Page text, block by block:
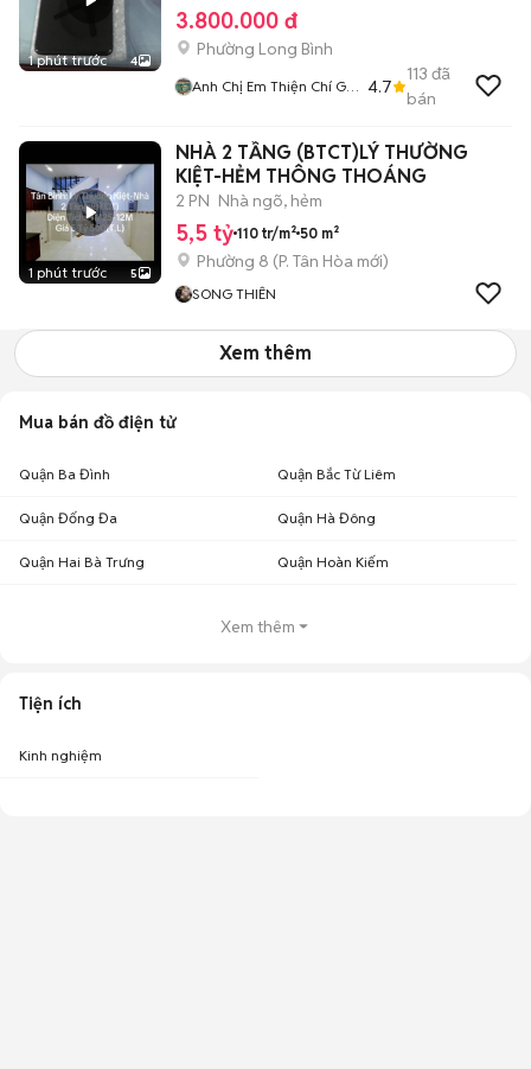
1 phút trước 4
3.800.000 đ
Phường Long Bình
Anh Chị Em Thiện Chí Gọi 4.7
113 đã
bán
1 phút trước 5
NHÀ 2 TẦNG (BTCT)LÝ THƯỜNG
KIỆT-HẺM THÔNG THOÁNG
2 PN Nhà ngõ, hẻm
5,5 tỷ 110 tr/m² 50 m²
Phường 8 (P. Tân Hòa mới)
SONG THIÊN
Xem thêm
Mua bán đồ điện tử
Quận Ba Đình Quận Bắc Từ Liêm
Quận Đống Đa Quận Hà Đông
Quận Hai Bà Trưng Quận Hoàn Kiếm
Xem thêm
Tiện ích
Kinh nghiệm